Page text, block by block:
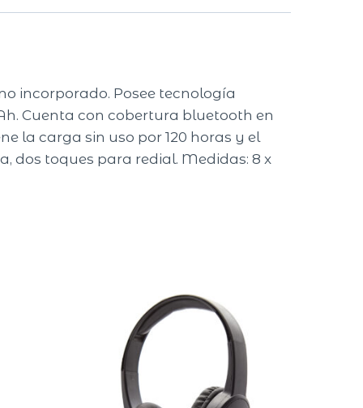
incorporado. Posee tecnología
Cuenta con cobertura bluetooth en
la carga sin uso por 120 horas y el
dos toques para redial. Medidas: 8 x